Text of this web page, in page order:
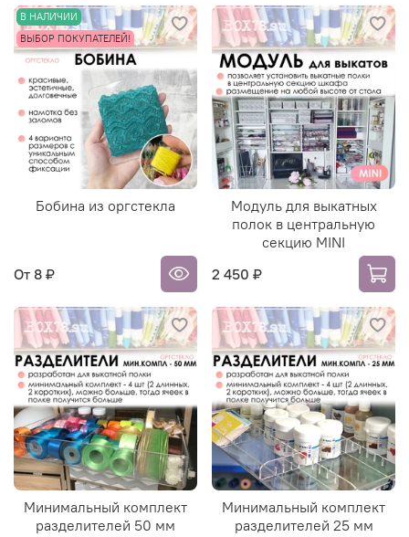
В НАЛИЧИИ
ВЫБОР ПОКУПАТЕЛЕЙ!
Бобина из оргстекла
От 8 ₽
Модуль для выкатных
полок в центральную
секцию MINI
2 450 ₽
Минимальный комплект
разделителей 50 мм
Минимальный комплект
разделителей 25 мм